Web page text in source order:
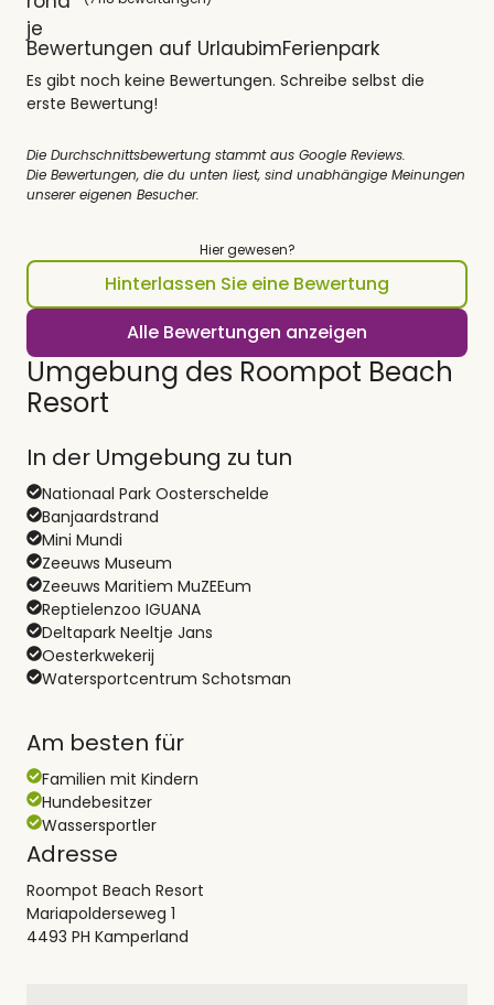
Bewertungen auf UrlaubimFerienpark
Es gibt noch keine Bewertungen. Schreibe selbst die
erste Bewertung!
Die Durchschnittsbewertung stammt aus Google Reviews.
Die Bewertungen, die du unten liest, sind unabhängige Meinungen
unserer eigenen Besucher.
Hier gewesen?
Hinterlassen Sie eine Bewertung
Alle Bewertungen anzeigen
Umgebung des Roompot Beach
Resort
In der Umgebung zu tun
Nationaal Park Oosterschelde
Banjaardstrand
Mini Mundi
Zeeuws Museum
Zeeuws Maritiem MuZEEum
Reptielenzoo IGUANA
Deltapark Neeltje Jans
Oesterkwekerij
Watersportcentrum Schotsman
Am besten für
Familien mit Kindern
Hundebesitzer
Wassersportler
Adresse
Roompot Beach Resort
Mariapolderseweg 1
4493 PH Kamperland